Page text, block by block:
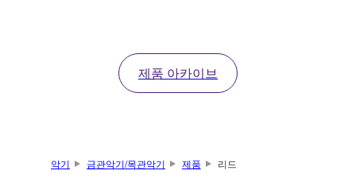
제품 아카이브
악기 금관악기/목관악기 제품 리드